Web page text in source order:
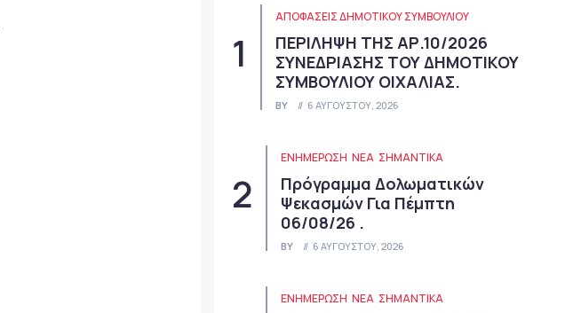
ΑΠΟΦΆΣΕΙΣ ΔΗΜΟΤΙΚΟΎ ΣΥΜΒΟΥΛΊΟΥ
ΠΕΡΙΛΗΨΗ ΤΗΣ ΑΡ.10/2026
ΣΥΝΕΔΡΙΑΣΗΣ ΤΟΥ ΔΗΜΟΤΙΚΟΥ
ΣΥΜΒΟΥΛΙΟΥ ΟΙΧΑΛΙΑΣ.
BY 6 ΑΥΓΟΎΣΤΟΥ, 2026
ΕΝΗΜΕΡΩΣΗ ΝΈΑ ΣΗΜΑΝΤΙΚΆ
Πρόγραμμα Δολωματικών
Ψεκασμών Για Πέμπτη
06/08/26 .
BY 6 ΑΥΓΟΎΣΤΟΥ, 2026
ΕΝΗΜΕΡΩΣΗ ΝΈΑ ΣΗΜΑΝΤΙΚΆ